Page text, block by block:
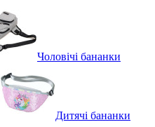
Чоловічі бананки
Дитячі бананки